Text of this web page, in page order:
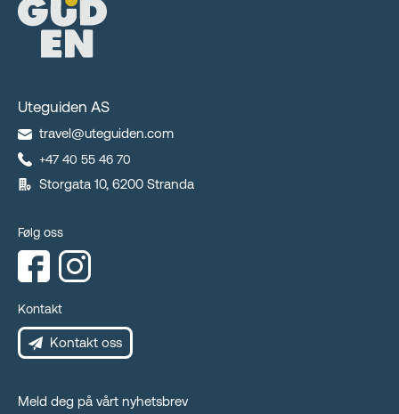
Uteguiden AS
travel@uteguiden.com
+47 40 55 46 70
Storgata 10, 6200 Stranda
Følg oss
Kontakt
Kontakt oss
Meld deg på vårt nyhetsbrev